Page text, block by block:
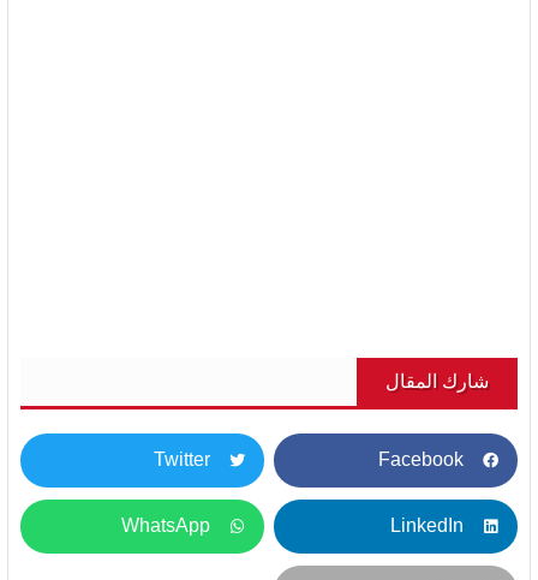
شارك المقال
Facebook
Twitter
LinkedIn
WhatsApp